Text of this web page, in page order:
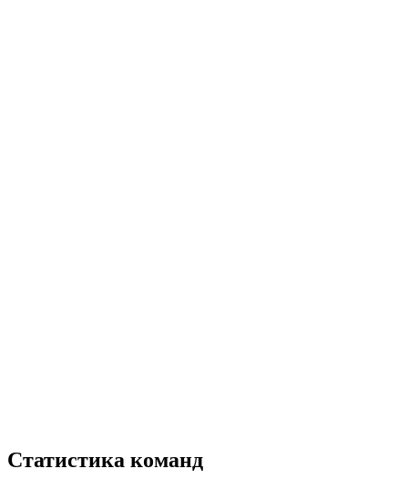
Статистика команд